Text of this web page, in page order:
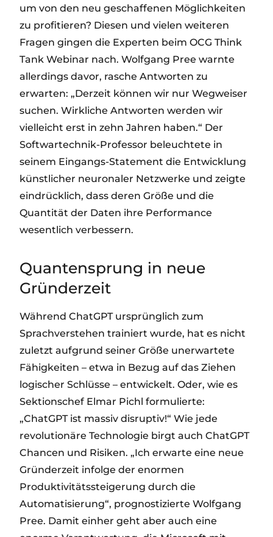
um von den neu geschaffenen Möglichkeiten
zu profitieren? Diesen und vielen weiteren
Fragen gingen die Experten beim OCG Think
Tank Webinar nach. Wolfgang Pree warnte
allerdings davor, rasche Antworten zu
erwarten: „Derzeit können wir nur Wegweiser
suchen. Wirkliche Antworten werden wir
vielleicht erst in zehn Jahren haben.“ Der
Softwartechnik-Professor beleuchtete in
seinem Eingangs-Statement die Entwicklung
künstlicher neuronaler Netzwerke und zeigte
eindrücklich, dass deren Größe und die
Quantität der Daten ihre Performance
wesentlich verbessern.
Quantensprung in neue
Gründerzeit
Während ChatGPT ursprünglich zum
Sprachverstehen trainiert wurde, hat es nicht
zuletzt aufgrund seiner Größe unerwartete
Fähigkeiten – etwa in Bezug auf das Ziehen
logischer Schlüsse – entwickelt. Oder, wie es
Sektionschef Elmar Pichl formulierte:
„ChatGPT ist massiv disruptiv!“ Wie jede
revolutionäre Technologie birgt auch ChatGPT
Chancen und Risiken. „Ich erwarte eine neue
Gründerzeit infolge der enormen
Produktivitätssteigerung durch die
Automatisierung“, prognostizierte Wolfgang
Pree. Damit einher geht aber auch eine